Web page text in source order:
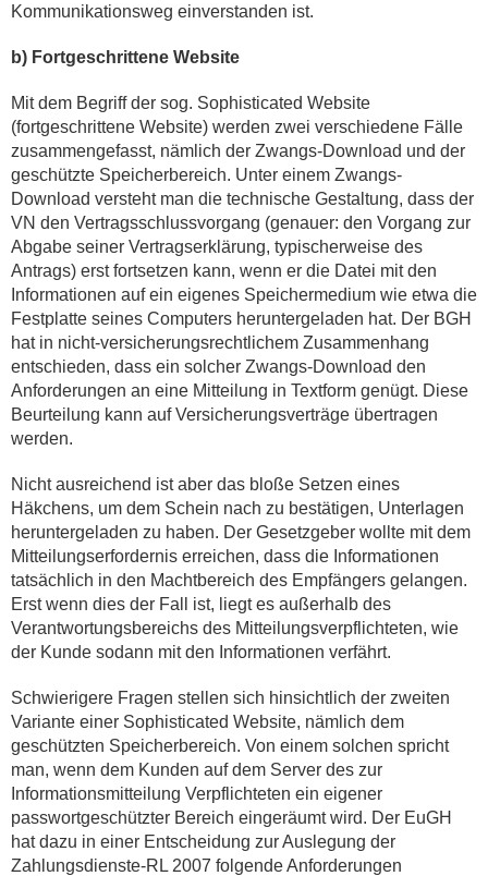
Kommunikationsweg einverstanden ist.
b) Fortgeschrittene Website
Mit dem Begriff der sog. Sophisticated Website
(fortgeschrittene Website) werden zwei verschiedene Fälle
zusammengefasst, nämlich der Zwangs-Download und der
geschützte Speicherbereich. Unter einem Zwangs-
Download versteht man die technische Gestaltung, dass der
VN den Vertragsschlussvorgang (genauer: den Vorgang zur
Abgabe seiner Vertragserklärung, typischerweise des
Antrags) erst fortsetzen kann, wenn er die Datei mit den
Informationen auf ein eigenes Speichermedium wie etwa die
Festplatte seines Computers heruntergeladen hat. Der BGH
hat in nicht-versicherungsrechtlichem Zusammenhang
entschieden, dass ein solcher Zwangs-Download den
Anforderungen an eine Mitteilung in Textform genügt. Diese
Beurteilung kann auf Versicherungsverträge übertragen
werden.
Nicht ausreichend ist aber das bloße Setzen eines
Häkchens, um dem Schein nach zu bestätigen, Unterlagen
heruntergeladen zu haben. Der Gesetzgeber wollte mit dem
Mitteilungserfordernis erreichen, dass die Informationen
tatsächlich in den Machtbereich des Empfängers gelangen.
Erst wenn dies der Fall ist, liegt es außerhalb des
Verantwortungsbereichs des Mitteilungsverpflichteten, wie
der Kunde sodann mit den Informationen verfährt.
Schwierigere Fragen stellen sich hinsichtlich der zweiten
Variante einer Sophisticated Website, nämlich dem
geschützten Speicherbereich. Von einem solchen spricht
man, wenn dem Kunden auf dem Server des zur
Informationsmitteilung Verpflichteten ein eigener
passwortgeschützter Bereich eingeräumt wird. Der EuGH
hat dazu in einer Entscheidung zur Auslegung der
Zahlungsdienste-RL 2007 folgende Anforderungen